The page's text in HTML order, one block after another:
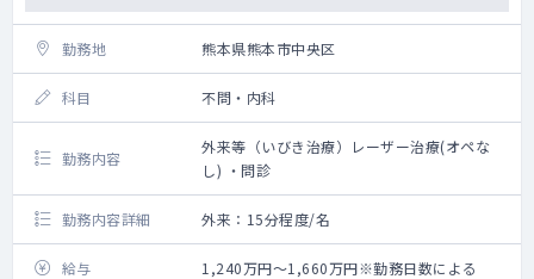
勤務地 熊本県熊本市中央区
科目 不問・内科
勤務内容
外来等（いびき治療）レーザー治療(オペな
し) ・問診
勤務内容詳細 外来：15分程度/名
給与 1,240万円～1,660万円※勤務日数による